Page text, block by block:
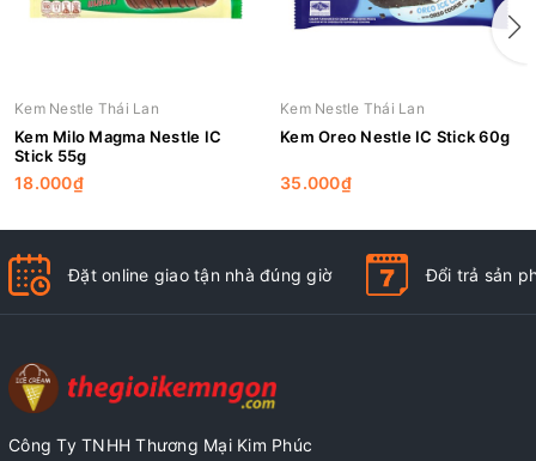
Kem Nestle Thái Lan
Kem Milo Magma Nestle IC
Stick 55g
18.000₫
Kem Nestle Thái Lan
Kem Oreo Nestle IC Stick 60g
35.000₫
Đặt online giao tận nhà đúng giờ Đổi trả sản
Công Ty TNHH Thương Mại Kim Phúc